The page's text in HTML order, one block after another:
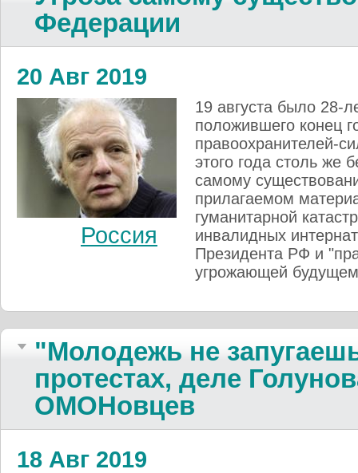
Федерации
20 Авг 2019
19 августа было 28-
положившего конец
правоохранителей-
этого года столь же
самому
прилагаемом
гуманитарной
инвалидных
Президента РФ и
угрожающей
Россия
"Молодежь не
протестах, деле
ОМОНовцев
18 Авг 2019